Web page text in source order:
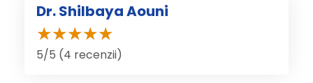
Dr. Shilbaya Aouni
5/5 (4 recenzii)